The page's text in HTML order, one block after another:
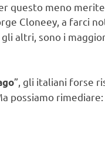
questo meno
Cloneey, a farci
altri, sono i
”, gli italiani forse
possiamo